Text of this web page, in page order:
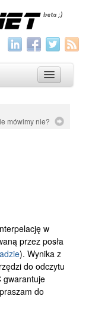
mówimy nie?
w
przez posła
). Wynika z
do odczytu
gwarantuje
do